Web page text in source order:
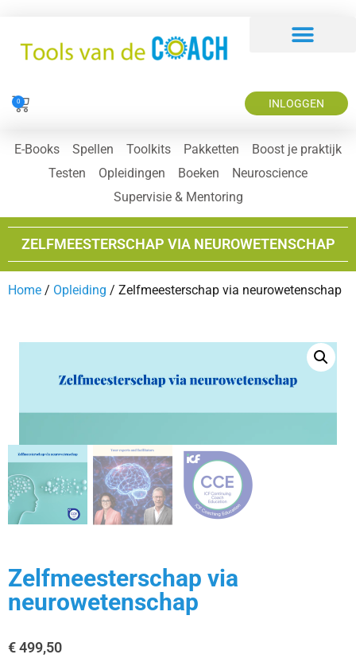
0 INLOGGEN
E-Books Spellen Toolkits Pakketten
Boost je praktijk
Testen
Opleidingen Boeken
Neuroscience
Supervisie & Mentoring
ZELFMEESTERSCHAP VIA NEUROWETENSCHAP
Home / Opleiding / Zelfmeesterschap via neurowetenschap
Zelfmeesterschap via
neurowetenschap
€499,50